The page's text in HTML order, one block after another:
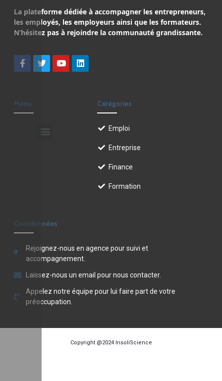
La plateforme dédiée à accompagner les entrepreneurs,
les employés, les employeurs ainsi que les formateurs.
N’hésitez pas à rejoindre la communauté grandissante.
Menu Catégories
Emploi
Entreprise
Finance
Formation
Coordonnées
Rejoignez-nous en agence pour suivi et
accompagnement.
Laissez-nous un email pour nous contacter.
Appelez notre équipe pour lui faire part de votre
préoccupation.
Copyright @2024 InsoliScience